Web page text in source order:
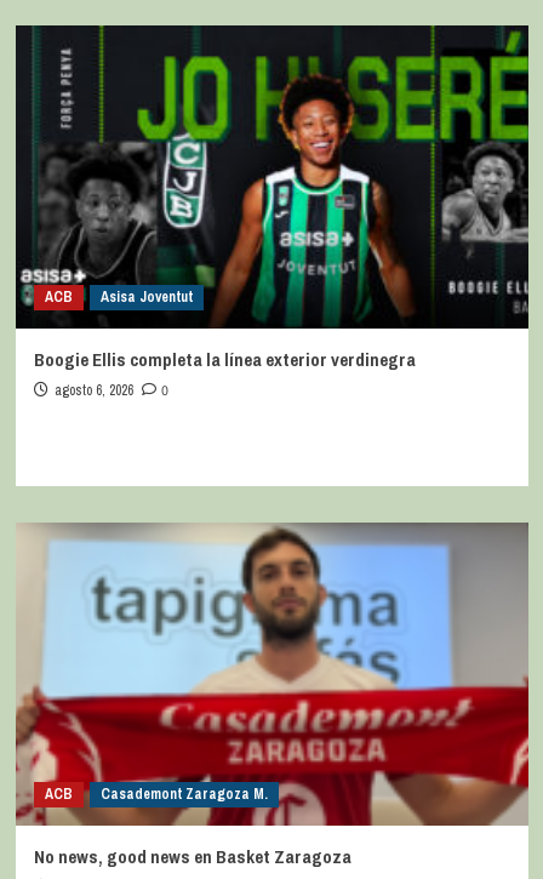
ACB Asisa Joventut
Boogie Ellis completa la línea exterior verdinegra
agosto 6, 2026 0
ACB Casademont Zaragoza M.
No news, good news en Basket Zaragoza